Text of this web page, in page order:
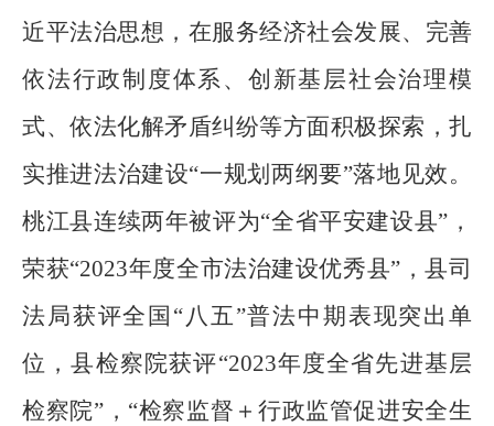
近平法治思想，在服务经济社会发展、完善
依法行政制度体系、创新基层社会治理模
式、依法化解矛盾纠纷等方面积极探索，扎
实推进法治建设“一规划两纲要”落地见效。
桃江县连续两年被评为“全省平安建设县”，
荣获“2023年度全市法治建设优秀县”，县司
法局获评全国“八五”普法中期表现突出单
位，县检察院获评“2023年度全省先进基层
检察院”，“检察监督＋行政监管促进安全生